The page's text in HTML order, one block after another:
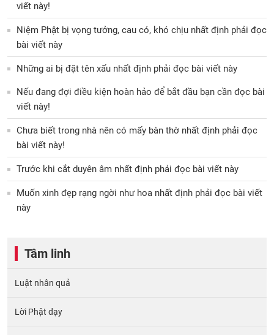
viết này!
Niệm Phật bị vọng tưởng, cau có, khó chịu nhất định phải đọc
bài viết này
Những ai bị đặt tên xấu nhất định phải đọc bài viết này
Nếu đang đợi điều kiện hoàn hảo để bắt đầu bạn cần đọc bài
viết này!
Chưa biết trong nhà nên có mấy bàn thờ nhất định phải đọc
bài viết này!
Trước khi cắt duyên âm nhất định phải đọc bài viết này
Muốn xinh đẹp rạng ngời như hoa nhất định phải đọc bài viết
này
Tâm linh
Luật nhân quả
Lời Phật dạy